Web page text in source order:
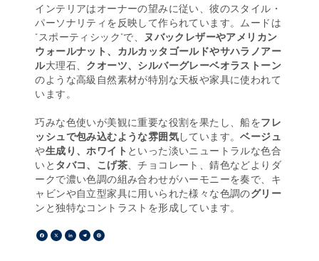
インテリアはオーナーの望みに従い、彼のスタイル・
パーソナリティを反映して作られています。ムードは
“スポーティシック”で、
ヌバックレザーやアメリカン
ウォールナット、カルカッタゴールドやサハラノアー
ル大理石、 クオーツ、シルバーグレーベオラストーン
のような高級自然素材が特別な天板や家具に使われて
います。
巧みな色使いが美観に重要な役割を果たし、船をフレ
ッシュで包み込むような雰囲気しています。ベージュ
や生成り、ホワイト といった淡いニュートラルな色合
いと タバコ、こげ茶、チョコレート、錆色などよりダ
ークで濃い色調の組み合わせがハーモニーを奏で、キ
ャビンや自立型家具に用いられた様々な色調のグリー
ンと独特なコントラストを形成しています。
Facebook
X LinkedIn
Telegram